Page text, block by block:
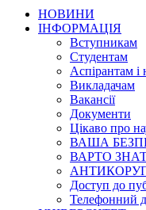
НОВИНИ
ІНФОРМАЦІЯ
Вступникам
Студентам
Аспірантам і
Викладачам
Вакансії
Документи
Цікаво про
ВАША
ВАРТО
Доступ до
Телефонний